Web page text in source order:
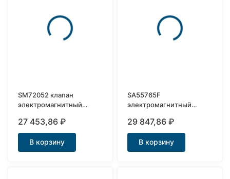
SM72052 клапан
электромагнитный
фланцевый
27 453,86₽
В корзину
SA55765F
электромагнитный
29 847,86₽
В корзину